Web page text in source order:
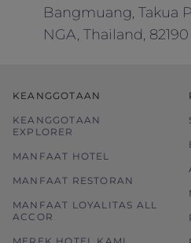
Bangmuang, Takua
NGA, Thailand, 82190
KEANGGOTAAN
KEANGGOTAAN
EXPLORER
MANFAAT HOTEL
MANFAAT RESTORAN
MANFAAT LOYALITAS ALL
ACCOR